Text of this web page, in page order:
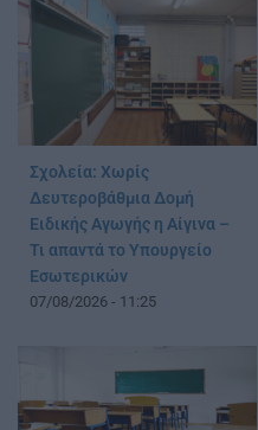
Σχολεία: Χωρίς
Δευτεροβάθμια Δομή
Ειδικής Αγωγής η Αίγινα –
Τι απαντά το Υπουργείο
Εσωτερικών
07/08/2026 - 11:25